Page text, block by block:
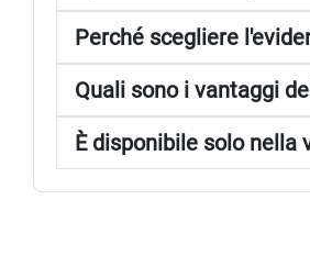
Perché scegliere
Quali sono i vantaggi
È disponibile solo nella